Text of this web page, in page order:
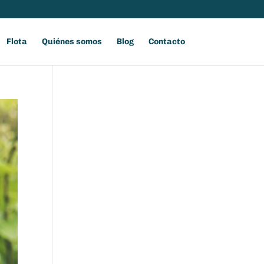
Flota Quiénes somos Blog Contacto